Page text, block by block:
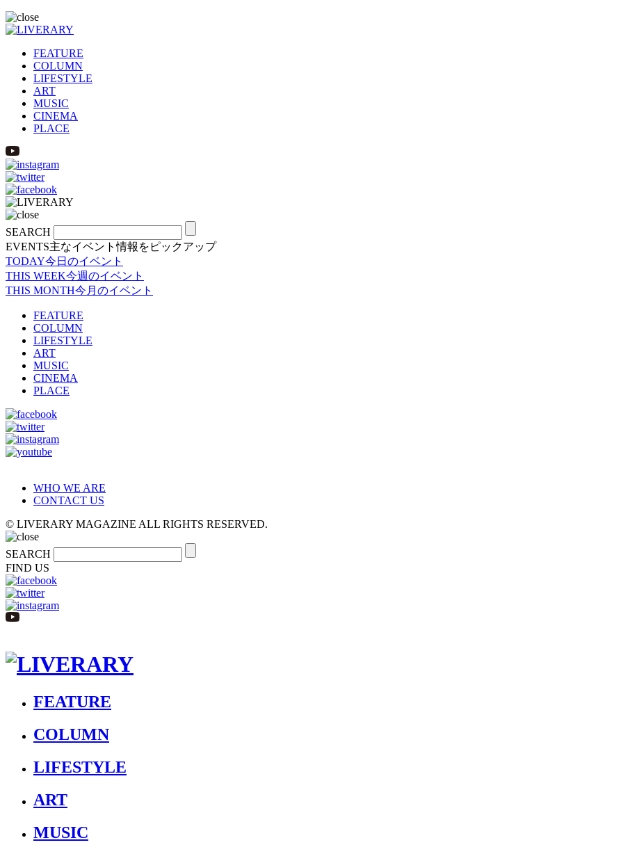
FEATURE
COLUMN
LIFESTYLE
ART
MUSIC
CINEMA
PLACE
SEARCH
EVENTS主なイベント情報をピックアップ
TODAY今日のイベント
THIS WEEK今週のイベント
THIS MONTH今月のイベント
FEATURE
COLUMN
LIFESTYLE
ART
MUSIC
CINEMA
PLACE
WHO WE ARE
CONTACT US
© LIVERARY MAGAZINE ALL RIGHTS RESERVED.
SEARCH
FIND US
FEATURE
COLUMN
LIFESTYLE
ART
MUSIC